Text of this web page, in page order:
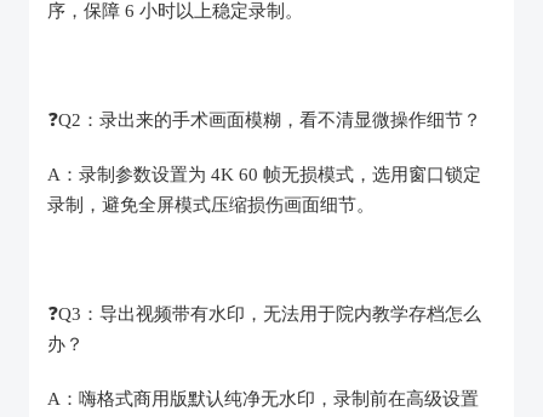
序，保障 6 小时以上稳定录制。
❓️Q2：录出来的手术画面模糊，看不清显微操作细节？
A：录制参数设置为 4K 60 帧无损模式，选用窗口锁定
录制，避免全屏模式压缩损伤画面细节。
❓️Q3：导出视频带有水印，无法用于院内教学存档怎么
办？
A：嗨格式商用版默认纯净无水印，录制前在高级设置